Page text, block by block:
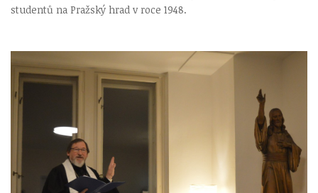
studentů na Pražský hrad v roce 1948.